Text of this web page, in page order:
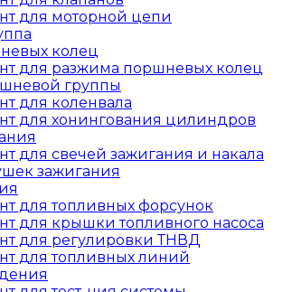
для моторной цепи
колец
для разжима поршневых колец
группы
для коленвала
для хонингования цилиндров
для свечей зажигания и накала
зажигания
для топливных форсунок
для крышки топливного насоса
для регулировки ТНВД
для топливных линий